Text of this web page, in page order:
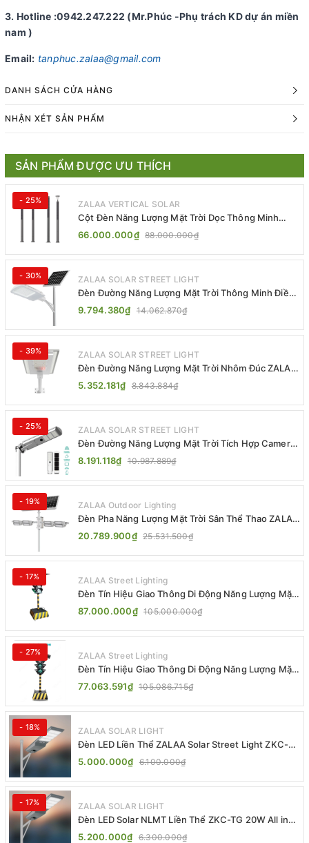
3. Hotline :0942.247.222 (Mr.Phúc -Phụ trách KD dự án miền
nam )
Email: tanphuc.zalaa@gmail.com
DANH SÁCH CỬA HÀNG
NHẬN XÉT SẢN PHẨM
SẢN PHẨM ĐƯỢC ƯU THÍCH
- 25% ZALAA VERTICAL SOLAR
Cột Đèn Năng Lượng Mặt Trời Dọc Thông Minh
ZSR-YYDS-360 | ZALAA Jsc
66.000.000₫ 88.000.000₫
- 30% ZALAA SOLAR STREET LIGHT
Đèn Đường Năng Lượng Mặt Trời Thông Minh Điều
Khiển MPPT ZL-GMX01 ZALAA
9.794.380₫ 14.062.870₫
- 39% ZALAA SOLAR STREET LIGHT
Đèn Đường Năng Lượng Mặt Trời Nhôm Đúc ZALAA
ZL-BWH Cao Cấp IP65
5.352.181₫ 8.843.884₫
- 25% ZALAA SOLAR STREET LIGHT
Đèn Đường Năng Lượng Mặt Trời Tích Hợp Camera
ZALAA ZL-BJ04-CCTV (80W, IP65)
8.191.118₫ 10.987.889₫
- 19% ZALAA Outdoor Lighting
Đèn Pha Năng Lượng Mặt Trời Sân Thể Thao ZALAA
Jsc Chống Nước IP65 Cao Cấp
20.789.900₫ 25.531.500₫
- 17% ZALAA Street Lighting
Đèn Tín Hiệu Giao Thông Di Động Năng Lượng Mặt
Trời ZALAA ZL-300A-D
87.000.000₫ 105.000.000₫
- 27% ZALAA Street Lighting
Đèn Tín Hiệu Giao Thông Di Động Năng Lượng Mặt
Trời ZALAA ZL-409300C
77.063.591₫ 105.086.715₫
- 18% ZALAA SOLAR LIGHT
Đèn LED Liền Thể ZALAA Solar Street Light ZKC-
TG 20W 25W 30W All In One
5.000.000₫ 6.100.000₫
- 17% ZALAA SOLAR LIGHT
Đèn LED Solar NLMT Liền Thể ZKC-TG 20W All in
One | ZALAA Street Light
5.200.000₫ 6.300.000₫